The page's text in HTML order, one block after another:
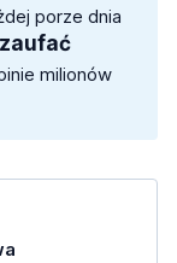
porze dnia
milionów